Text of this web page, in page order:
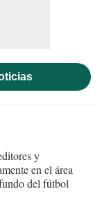
y
en el área
del fútbol